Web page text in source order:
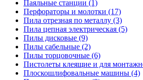
Паяльные станции (1)
Перфораторы и молотки (17)
Пила отрезная по металлу (3)
Пила цепная электрическая (5)
Пилы дисковые (9)
Пилы сабельные (2)
Пилы торцовочные (6)
Пистолеты клеящие и для
Плоскошлифовальные машины (4)